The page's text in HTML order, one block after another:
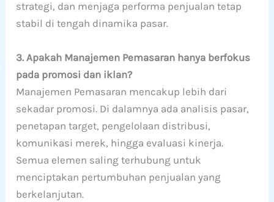
strategi, dan menjaga performa penjualan tetap
stabil di tengah dinamika pasar.
3. Apakah Manajemen Pemasaran hanya berfokus
pada promosi dan iklan?
Manajemen Pemasaran mencakup lebih dari
sekadar promosi. Di dalamnya ada analisis pasar,
penetapan target, pengelolaan distribusi,
komunikasi merek, hingga evaluasi kinerja.
Semua elemen saling terhubung untuk
menciptakan pertumbuhan penjualan yang
berkelanjutan.